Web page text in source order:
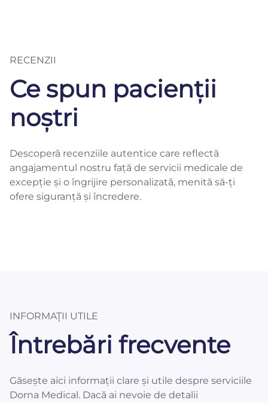
RECENZII
Ce spun pacienții
noștri
Descoperă recenziile autentice care reflectă
angajamentul nostru față de servicii medicale de
excepție și o îngrijire personalizată, menită să-ți
ofere siguranță și încredere.
INFORMAŢII UTILE
Întrebări frecvente
Găsește aici informații clare și utile despre serviciile
Dorna Medical. Dacă ai nevoie de detalii